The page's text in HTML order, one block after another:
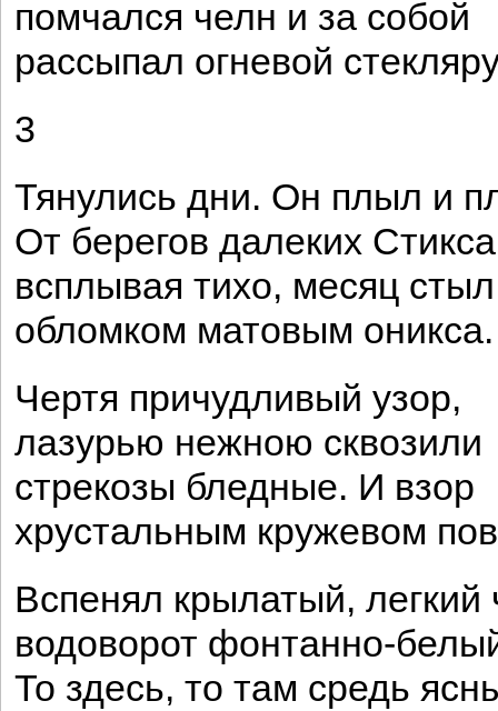
помчался челн и за собой
рассыпал огневой
3
Тянулись дни. Он плыл и
От берегов далеких
всплывая тихо, месяц стыл
обломком матовым оникса.
Чертя причудливый узор,
лазурью нежною сквозили
стрекозы бледные. И взор
хрустальным кружевом
Вспенял крылатый, легкий
водоворот фонтанно-
То здесь, то там средь